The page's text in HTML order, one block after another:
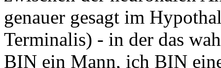
genauer gesagt im
Terminalis) - in der das
BIN ein Mann, ich BIN